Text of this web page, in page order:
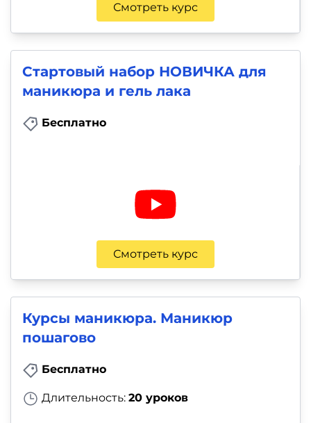
Смотреть курс
Стартовый набор НОВИЧКА для
маникюра и гель лака
Бесплатно
Смотреть курс
Курсы маникюра. Маникюр
пошагово
Бесплатно
Длительность: 20 уроков
Тесты
на
профориентацию